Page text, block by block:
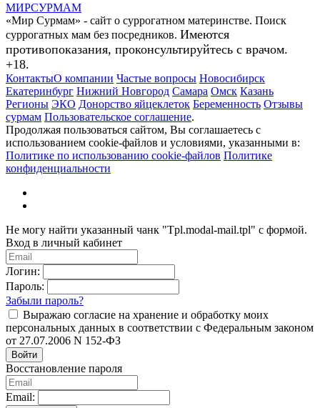
МИРСУРМАМ
«Мир Сурмам» - сайт о суррогатном материнстве. Поиск
суррогатных мам без посредников. Имеются
противопоказания, проконсультируйтесь с врачом.
+18.
КонтактыО компании Частые вопросы Новосибирск
Екатеринбург Нижний Новгород Самара Омск Казань
Регионы ЭКО Донорство яйцеклеток Беременность Отзывы
сурмам Пользовательское соглашение.
Продолжая пользоваться сайтом, Вы соглашаетесь с
использованием cookie-файлов и условиями, указанными в:
Политике по использованию cookie-файлов Политике
конфиденциальности
Не могу найти указанный чанк "Tpl.modal-mail.tpl" с формой.
Вход в личный кабинет
Логин:
Пароль:
Забыли пароль?
Выражаю согласие на хранение и обработку моих
персональных данных в соответствии с Федеральным законом
от 27.07.2006 N 152-ФЗ
Войти
Восстановление пароля
Email: